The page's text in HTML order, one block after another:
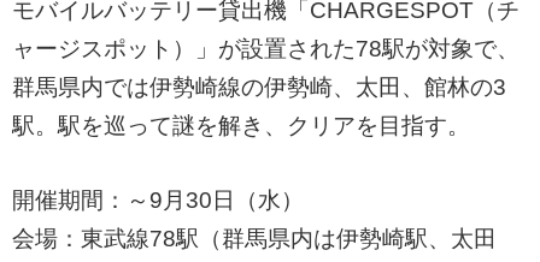
モバイルバッテリー貸出機「CHARGESPOT（チ
ャージスポット）」が設置された78駅が対象で、
群馬県内では伊勢崎線の伊勢崎、太田、館林の3
駅。駅を巡って謎を解き、クリアを目指す。
開催期間：～9月30日（水）
会場：東武線78駅（群馬県内は伊勢崎駅、太田